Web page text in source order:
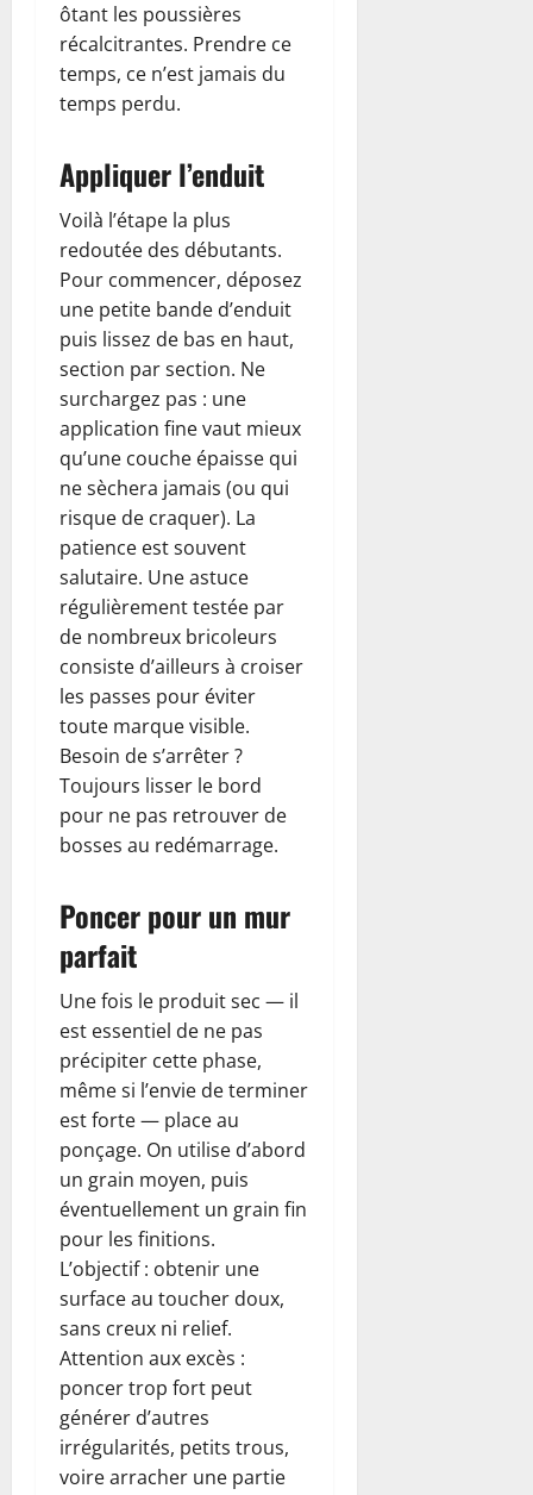
ôtant les poussières
récalcitrantes. Prendre ce
temps, ce n’est jamais du
temps perdu.
Appliquer l’enduit
Voilà l’étape la plus
redoutée des débutants.
Pour commencer, déposez
une petite bande d’enduit
puis lissez de bas en haut,
section par section. Ne
surchargez pas : une
application fine vaut mieux
qu’une couche épaisse qui
ne sèchera jamais (ou qui
risque de craquer). La
patience est souvent
salutaire. Une astuce
régulièrement testée par
de nombreux bricoleurs
consiste d’ailleurs à croiser
les passes pour éviter
toute marque visible.
Besoin de s’arrêter ?
Toujours lisser le bord
pour ne pas retrouver de
bosses au redémarrage.
Poncer pour un mur
parfait
Une fois le produit sec — il
est essentiel de ne pas
précipiter cette phase,
même si l’envie de terminer
est forte — place au
ponçage. On utilise d’abord
un grain moyen, puis
éventuellement un grain fin
pour les finitions.
L’objectif : obtenir une
surface au toucher doux,
sans creux ni relief.
Attention aux excès :
poncer trop fort peut
générer d’autres
irrégularités, petits trous,
voire arracher une partie